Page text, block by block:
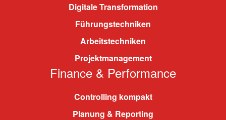
Digitale Transformation
Führungstechniken
Arbeitstechniken
Projektmanagement
Finance & Performance
Controlling kompakt
Planung & Reporting